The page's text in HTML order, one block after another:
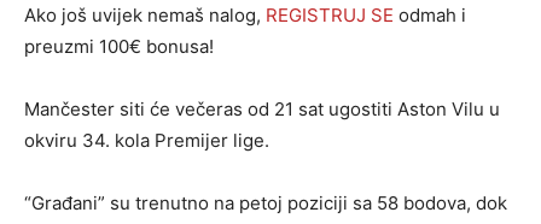
Ako još uvijek nemaš nalog, REGISTRUJ SE odmah i
preuzmi 100€ bonusa!
Mančester siti će večeras od 21 sat ugostiti Aston Vilu u
okviru 34. kola Premijer lige.
“Građani” su trenutno na petoj poziciji sa 58 bodova, dok